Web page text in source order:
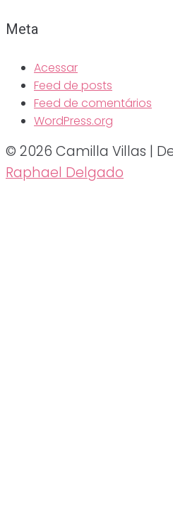
Meta
Acessar
Feed de posts
Feed de comentários
WordPress.org
© 2026 Camilla Villas |
Raphael Delgado